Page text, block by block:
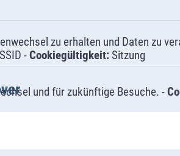
zu erhalten und Daten zu
-Cookiegültigkeit:Sitzung
und für zukünftige Besuche. -